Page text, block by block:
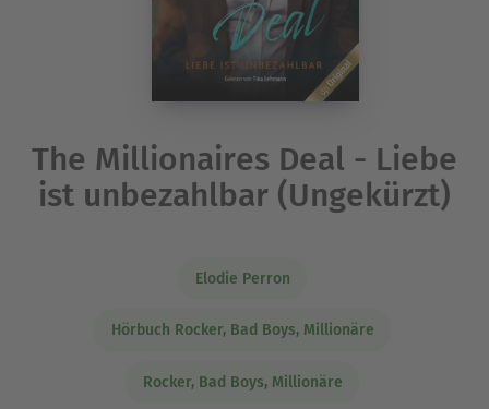
The Millionaires Deal - Liebe
ist unbezahlbar (Ungekürzt)
Elodie Perron
Hörbuch Rocker, Bad Boys, Millionäre
Rocker, Bad Boys, Millionäre